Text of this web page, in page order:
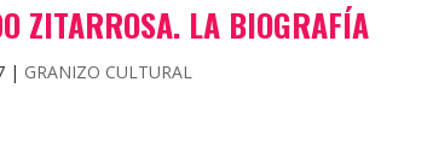
ZITARROSA. LA BIOGRAFÍA
| GRANIZO CULTURAL